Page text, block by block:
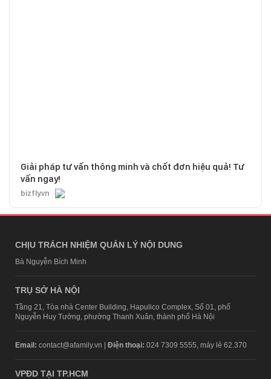
Giải pháp tư vấn thông minh và chốt đơn hiệu quả! Tư
vấn ngay!
bizfly.vn
CHỊU TRÁCH NHIỆM QUẢN LÝ NỘI DUNG
Bà Nguyễn Bích Minh
TRỤ SỞ HÀ NỘI
Tầng 21, Tòa nhà Center Building, Hapulico Complex, Số 01, phố
Nguyễn Huy Tưởng, phường Thanh Xuân, thành phố Hà Nội
Email: contact@afamily.vn | Điện thoại: 024 7309 5555, máy lẻ 62.370
VPĐD TẠI TP.HCM